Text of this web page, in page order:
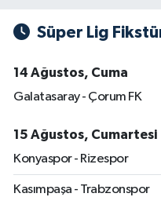
Süper Lig
14 Ağustos, Cuma
Galatasaray - Çorum FK
15 Ağustos, Cumartesi
Konyaspor - Rizespor
Kasımpaşa - Trabzonspor